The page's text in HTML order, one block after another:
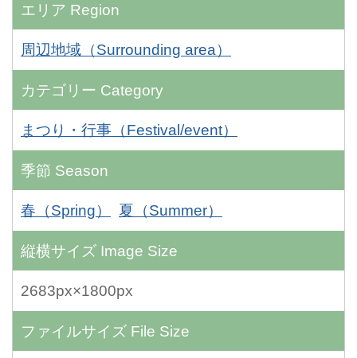
エリア Region
周辺地域（Surrounding area）
カテゴリー Category
まつり・行事（Festival/event）
季節 Season
春（Spring） 夏（Summer）
縦横サイズ Image Size
2683px×1800px
ファイルサイズ File Size